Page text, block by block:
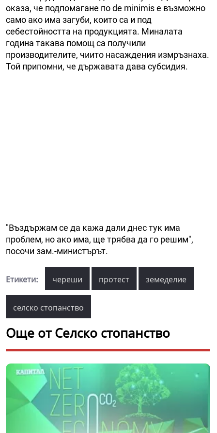
оказа, че подпомагане по de minimis е възможно
само ако има загуби, които са и под
себестойността на продукцията. Миналата
година такава помощ са получили
производителите, чиито насаждения измръзнаха.
Той припомни, че държавата дава субсидия.
"Въздържам се да кажа дали днес тук има
проблем, но ако има, ще трябва да го решим",
посочи зам.-министърът.
Етикети: череши протест земеделие
селско стопанство
Още от Селско стопанство